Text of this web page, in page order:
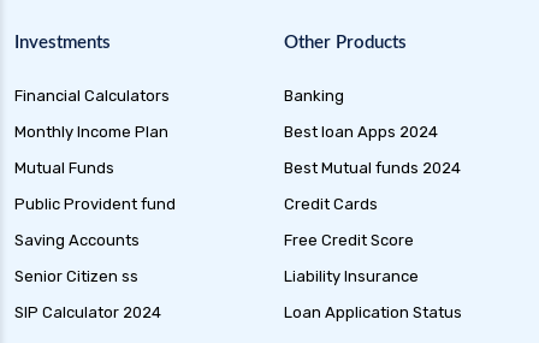
Investments
Financial Calculators
Monthly Income Plan
Mutual Funds
Public Provident fund
Saving Accounts
Senior Citizen ss
SIP Calculator 2024
Other Products
Banking
Best loan Apps 2024
Best Mutual funds 2024
Credit Cards
Free Credit Score
Liability Insurance
Loan Application Status